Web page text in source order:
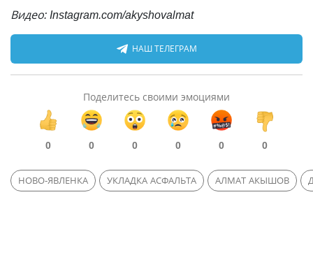
Видео: Instagram.com/akyshovalmat
НАШ ТЕЛЕГРАМ
Поделитесь своими эмоциями
0 0 0 0 0 0
НОВО-ЯВЛЕНКА УКЛАДКА АСФАЛЬТА АЛМАТ АКЫШОВ